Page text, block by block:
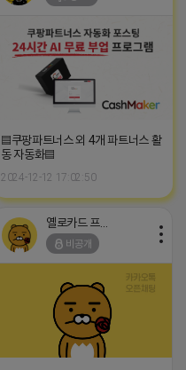
▤쿠팡파트너스 외 4개 파트너스 활
동 자동화▤
2024-12-12 17:02:50
옐로카드 프로도
비공개